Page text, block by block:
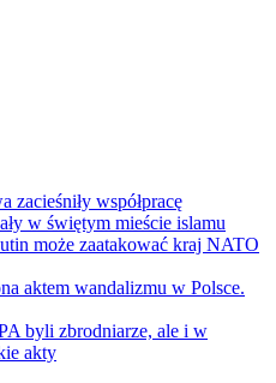
zacieśniły współpracę
w świętym mieście islamu
może zaatakować kraj NATO
aktem wandalizmu w Polsce.
byli zbrodniarze, ale i w
akty